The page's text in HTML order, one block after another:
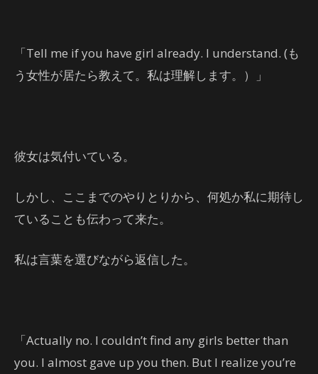
「Tell me if you have girl already. I understand. (も
う女性が居たら教えて。私は理解します。）」
彼女は気付いている。
しかし、ここまでのやりとりから、何処か私に期待し
ていることも伝わって来た。
私は言葉を選びながら返信した。
「Actually no. I couldn’t find any girls better than
you. I almost gave up you then. But I realize you’re